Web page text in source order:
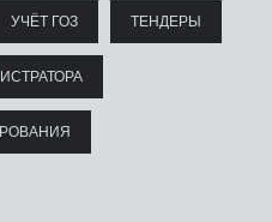
УЧЁТ ГОЗ ТЕНДЕРЫ